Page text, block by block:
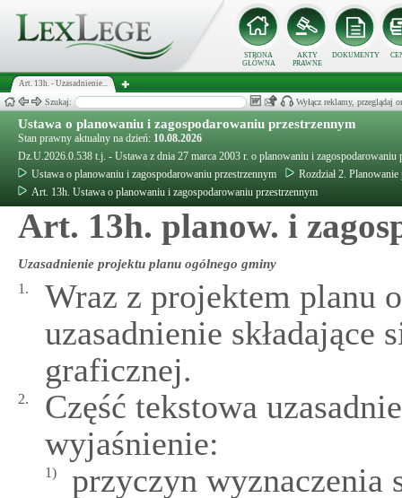
STRONA
GŁÓWNA
AKTY
PRAWNE
DOKUMENTY
Art. 13h. - Uzasadnienie...
Szukaj: Wyłącz reklamy, przeglądaj
Ustawa o planowaniu i zagospodarowaniu przestrzennym
Stan prawny aktualny na dzień: 10.08.2026
Dz.U.2026.0.538 t.j. - Ustawa z dnia 27 marca 2003 r. o planowaniu i zagospodarowaniu
Ustawa o planowaniu i zagospodarowaniu przestrzennym
Rozdział 2.
Art. 13h. Ustawa o planowaniu i zagospodarowaniu przestrzennym
Art. 13h. planow. i
Uzasadnienie projektu planu ogólnego gminy
1.
Wraz z projektem planu
uzasadnienie składające
graficznej.
2.
Część tekstowa
wyjaśnienie:
1)
przyczyn wyznaczenia